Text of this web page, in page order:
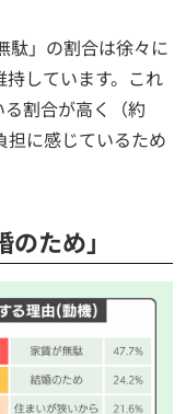
駄」の割合は徐々に
しています。これ
割合が高く（約
に感じているため
ため」